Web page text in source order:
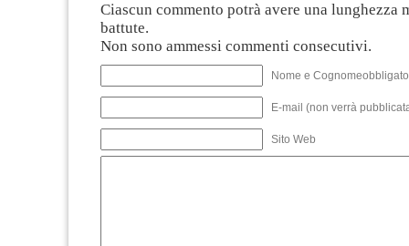
Ciascun commento potrà avere una lunghezza
battute.
Non sono ammessi commenti consecutivi.
Nome e
E-mail (non verrà
Sito Web